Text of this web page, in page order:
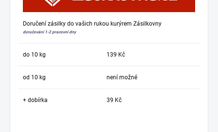
Doručení zásilky do vašich rukou kurýrem Zásilkovny
doručování 1-2 pracovní dny
do 10 kg 139 Kč
od 10 kg není možné
+ dobírka 39 Kč